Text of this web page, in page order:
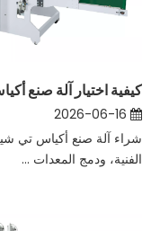
شراء آلة صنع أكياس تي
الفنية، ودمج المعدات ...